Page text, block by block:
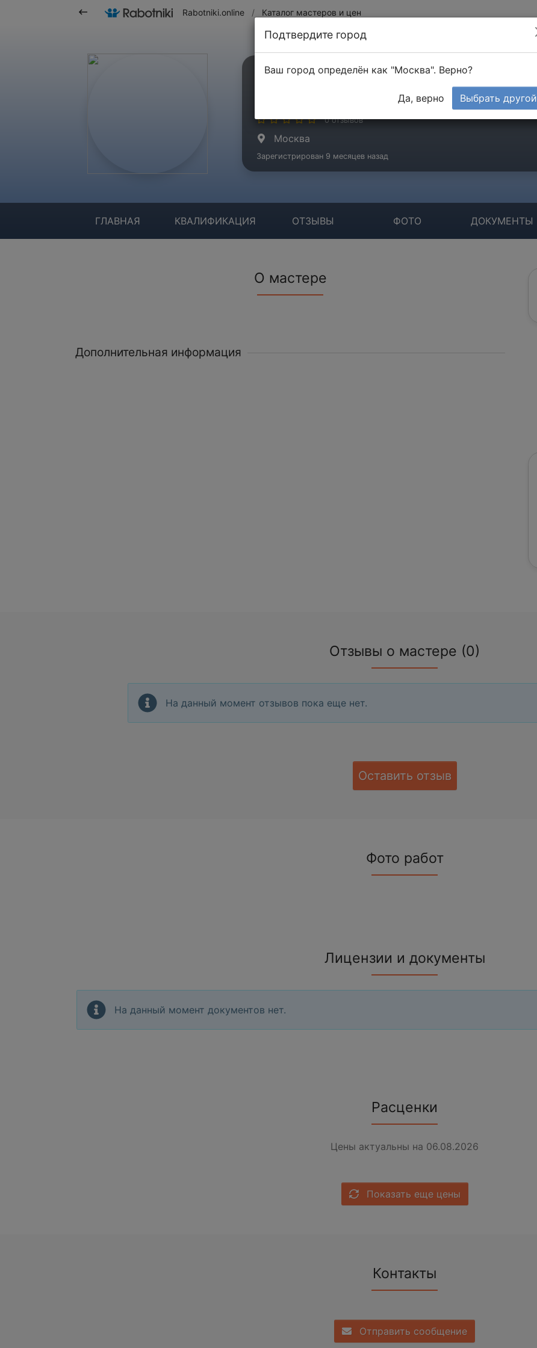
Rabotniki.online / Каталог мастеров и цен
Ерегян Эдуард
0 отзывов
Москва
Зарегистрирован 9 месяцев назад
ГЛАВНАЯ КВАЛИФИКАЦИЯ ОТЗЫВЫ ФОТО ДОКУМЕНТЫ
О мастере
Дополнительная информация
Отзывы о мастере (0)
На данный момент отзывов пока еще нет.
Оставить отзыв
Фото работ
Лицензии и документы
На данный момент документов нет.
Расценки
Цены актуальны на 06.08.2026
Показать еще цены
Контакты
Отправить сообщение
Подтвердите город
Ваш город определён как "Москва". Верно?
Да, верно Выбрать другой